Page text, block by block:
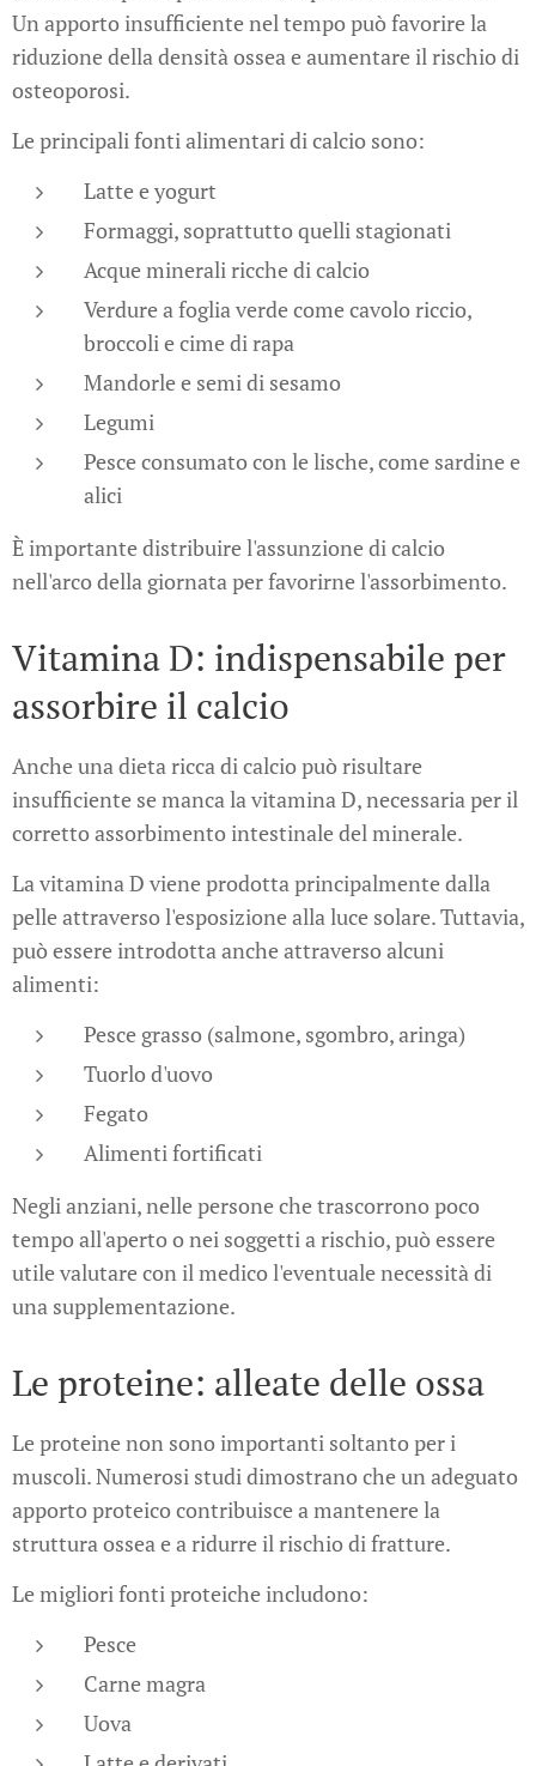
Un apporto insufficiente nel tempo può favorire la
riduzione della densità ossea e aumentare il rischio di
osteoporosi.
Le principali fonti alimentari di calcio sono:
Latte e yogurt
Formaggi, soprattutto quelli stagionati
Acque minerali ricche di calcio
Verdure a foglia verde come cavolo riccio,
broccoli e cime di rapa
Mandorle e semi di sesamo
Legumi
Pesce consumato con le lische, come sardine e
alici
È importante distribuire l'assunzione di calcio
nell'arco della giornata per favorirne l'assorbimento.
Vitamina D: indispensabile per
assorbire il calcio
Anche una dieta ricca di calcio può risultare
insufficiente se manca la vitamina D, necessaria per il
corretto assorbimento intestinale del minerale.
La vitamina D viene prodotta principalmente dalla
pelle attraverso l'esposizione alla luce solare. Tuttavia,
può essere introdotta anche attraverso alcuni
alimenti:
Pesce grasso (salmone, sgombro, aringa)
Tuorlo d'uovo
Fegato
Alimenti fortificati
Negli anziani, nelle persone che trascorrono poco
tempo all'aperto o nei soggetti a rischio, può essere
utile valutare con il medico l'eventuale necessità di
una supplementazione.
Le proteine: alleate delle ossa
Le proteine non sono importanti soltanto per i
muscoli. Numerosi studi dimostrano che un adeguato
apporto proteico contribuisce a mantenere la
struttura ossea e a ridurre il rischio di fratture.
Le migliori fonti proteiche includono:
Pesce
Carne magra
Uova